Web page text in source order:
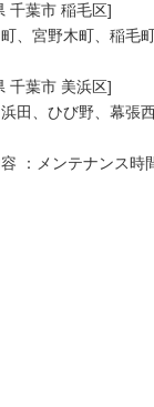
千葉市 稲毛区]
、宮野木町、稲毛
千葉市 美浜区]
田、ひび野、幕張
：メンテナンス時